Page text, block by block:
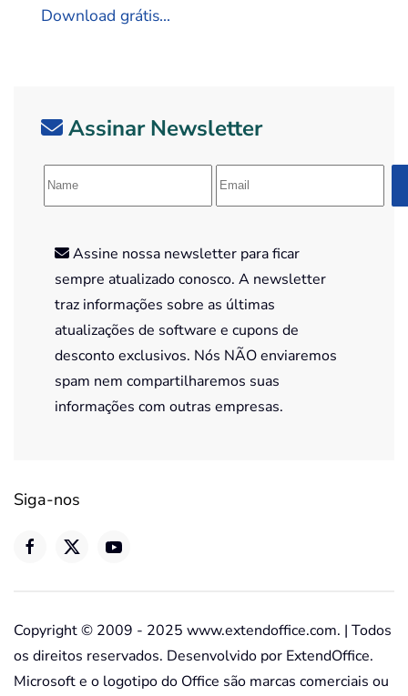
Download grátis...
Assinar Newsletter
Assine nossa newsletter para ficar
sempre atualizado conosco. A newsletter
traz informações sobre as últimas
atualizações de software e cupons de
desconto exclusivos. Nós NÃO enviaremos
spam nem compartilharemos suas
informações com outras empresas.
Siga-nos
Copyright © 2009 - 2025 www.extendoffice.com. | Todos
os direitos reservados. Desenvolvido por ExtendOffice.
Microsoft e o logotipo do Office são marcas comerciais ou